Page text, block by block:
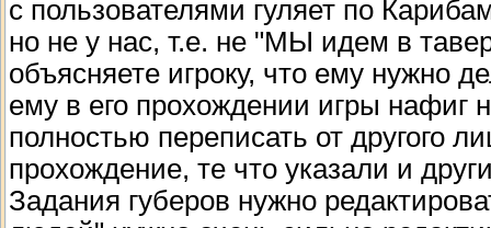
с пользователями гуляет по
но не у нас, т.е. не "МЫ идем в
объясняете игроку, что ему нужно
ему в его прохождении игры нафиг
полностью переписать от другого
прохождение, те что указали и
Задания губеров нужно